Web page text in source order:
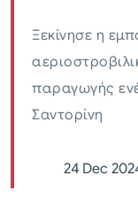
Ξεκίνησε η
παραγωγής
Σαντορίνη
24 Dec